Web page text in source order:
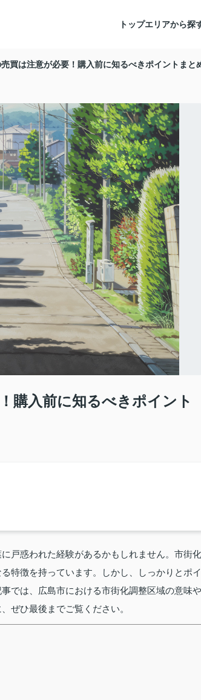
トップエリアから探
買は注意が必要！購入前に知るべきポイントまと
購入前に知るべきポイント
戸惑われた経験があるかもしれません。市街化
特徴を持っています。しかし、しっかりとポイ
では、広島市における市街化調整区域の意味や
ぜひ最後までご覧ください。